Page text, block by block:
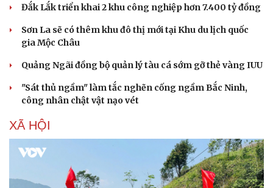
Đắk Lắk triển khai 2 khu công nghiệp hơn 7.400 tỷ đồng
Sơn La sẽ có thêm khu đô thị mới tại Khu du lịch quốc
gia Mộc Châu
Quảng Ngãi đồng bộ quản lý tàu cá sớm gỡ thẻ vàng IUU
"Sát thủ ngầm" làm tắc nghẽn cống ngầm Bắc Ninh,
công nhân chật vật nạo vét
XÃ HỘI